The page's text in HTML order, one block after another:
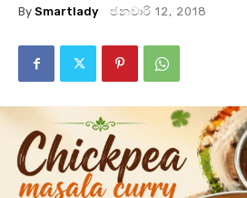
By Smartlady ජනවාරි 12, 2018